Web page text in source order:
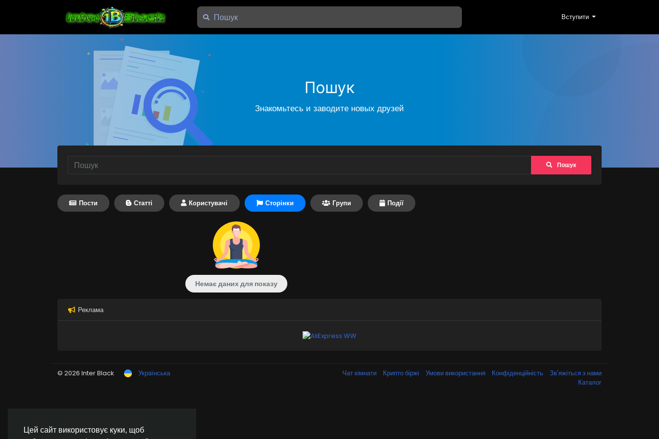
Цей сайт використовує куки, щоб
Вступити
Пошук
Знакомьтесь и заводите новых друзей
Пошук
Пости Статті Користувачі Сторінки Групи Події
Немає даних для показу
Реклама
© 2026 Inter Black Українська Чат кімнати Крипто біржі Умови використання Конфіденційність
Зв'яжіться з нами
Каталог